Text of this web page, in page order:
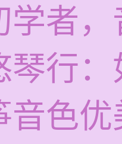
学者
琴行
音色